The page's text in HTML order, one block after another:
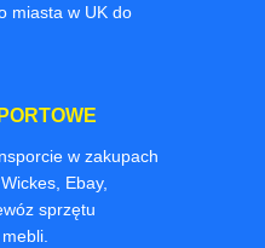
miasta w UK do
w zakupach
Ebay,
sprzętu